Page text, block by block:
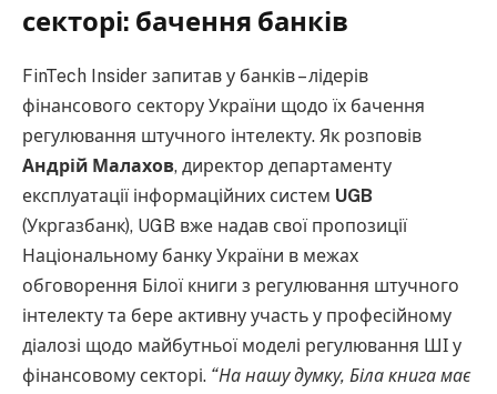
секторі: бачення банків
FinTech Insider запитав у банків – лідерів
фінансового сектору України щодо їх бачення
регулювання штучного інтелекту. Як розповів
Андрій Малахов, директор департаменту
експлуатації інформаційних систем UGB
(Укргазбанк), UGB вже надав свої пропозиції
Національному банку України в межах
обговорення Білої книги з регулювання штучного
інтелекту та бере активну участь у професійному
діалозі щодо майбутньої моделі регулювання ШІ у
фінансовому секторі. “На нашу думку, Біла книга має